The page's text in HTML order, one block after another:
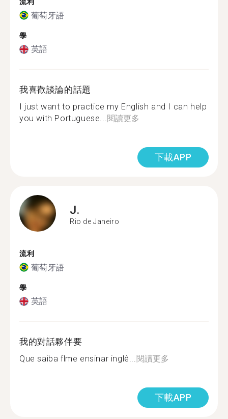
流利
葡萄牙語
學
英語
我喜歡談論的話題
I just want to practice my English and I can help
you with Portuguese...閱讀更多
下載APP
J.
Rio de Janeiro
流利
葡萄牙語
學
英語
我的對話夥伴要
Que saiba flme ensinar inglê...閱讀更多
下載APP